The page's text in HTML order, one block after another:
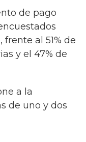
de pago
al 51% de
y el 47% de
a la
de uno y dos